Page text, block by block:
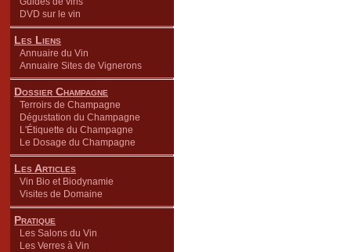
DVD sur le vin
Les Liens
Annuaire du Vin
Annuaire Sites de Vignerons
Dossier Champagne
Terroirs de Champagne
Dégustation du Champagne
L'Étiquette du Champagne
Le Dosage du Champagne
Les Articles
Vin Bio et Biodynamie
Visites de Domaine
Pratique
Les Salons du Vin
Les Verres à Vin